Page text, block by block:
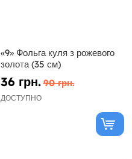
«9» Фольга куля з рожевого
золота (35 см)
36 грн. 90 грн.
ДОСТУПНО